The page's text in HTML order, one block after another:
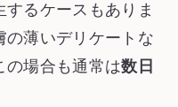
るケースもありま
の薄いデリケートな
の場合も通常は数日